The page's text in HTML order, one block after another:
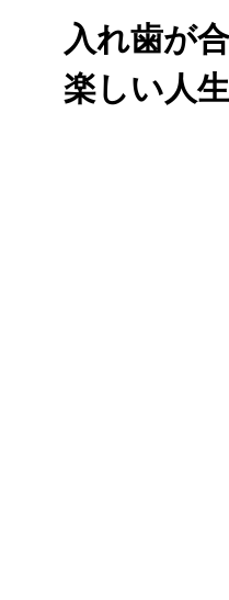
入れ歯が
楽しい人